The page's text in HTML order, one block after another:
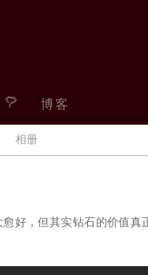
博客
相册
好，但其实钻石的价值真